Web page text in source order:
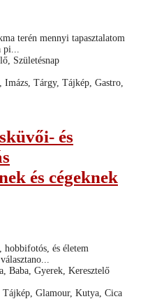
terén mennyi tapasztalatom
Születésnap
Tárgy, Tájkép, Gastro,
és
és cégeknek
és életem
Baba, Gyerek, Keresztelő
Glamour, Kutya, Cica